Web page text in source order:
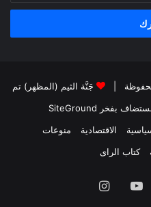
جَنَّة الثيم (المظهر) تم
بفخر SiteGround
الاقتصادية
منوعات
كتاب الراى
يوتيوبانستقرام